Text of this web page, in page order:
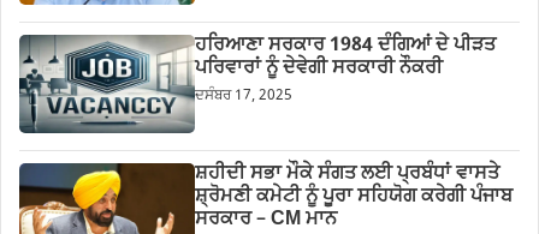
ਹਰਿਆਣਾ ਸਰਕਾਰ 1984 ਦੰਗਿਆਂ ਦੇ ਪੀੜਤ
ਪਰਿਵਾਰਾਂ ਨੂੰ ਦੇਵੇਗੀ ਸਰਕਾਰੀ ਨੌਕਰੀ
ਦਸੰਬਰ 17, 2025
ਸ਼ਹੀਦੀ ਸਭਾ ਮੌਕੇ ਸੰਗਤ ਲਈ ਪ੍ਰਬੰਧਾਂ ਵਾਸਤੇ
ਸ਼੍ਰੋਮਣੀ ਕਮੇਟੀ ਨੂੰ ਪੂਰਾ ਸਹਿਯੋਗ ਕਰੇਗੀ ਪੰਜਾਬ
ਸਰਕਾਰ – CM ਮਾਨ